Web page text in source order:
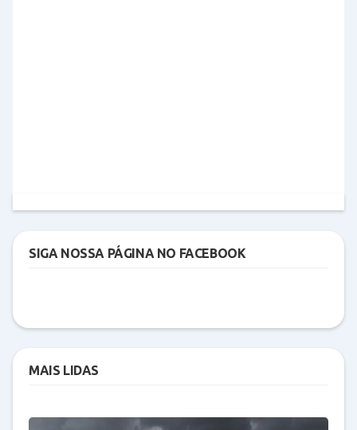
SIGA NOSSA PÁGINA NO FACEBOOK
MAIS LIDAS